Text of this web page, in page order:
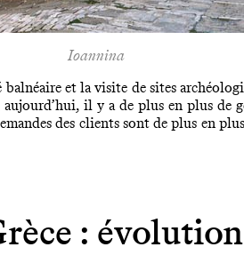
Ioannina
et la visite de sites
il y a de plus en plus
des clients sont de plus en
: